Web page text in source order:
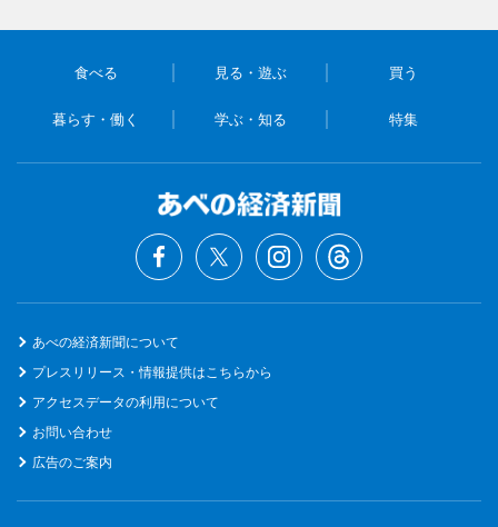
食べる 見る・遊ぶ 買う
暮らす・働く 学ぶ・知る 特集
あべの経済新聞について
プレスリリース・情報提供はこちらから
アクセスデータの利用について
お問い合わせ
広告のご案内